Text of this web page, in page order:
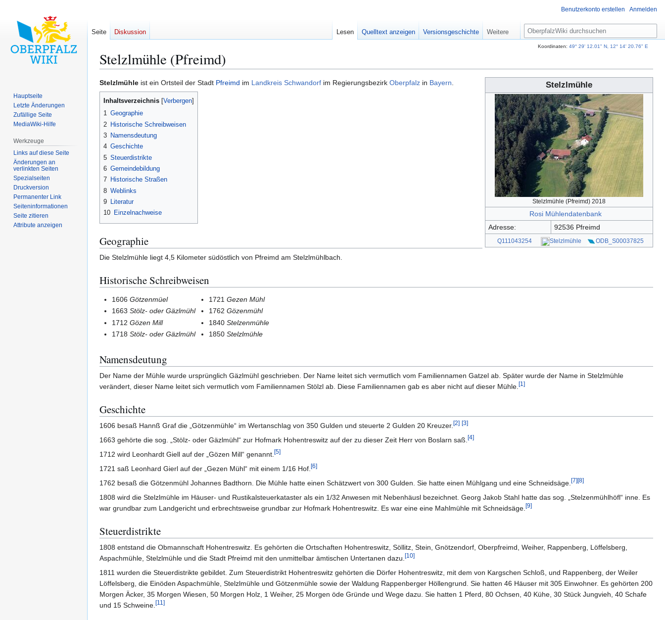
Stelzlmühle (Pfreimd)
Zur
Navigation
springen
Zur
Suche
springen
Koordinaten: 49° 29' 12.01" N, 12° 14' 20.76" E
Stelzlmühle
Stelzlmühle (Pfreimd) 2018
Rosi Mühlendatenbank
Adresse:
92536 Pfreimd
Q111043254 Stelzlmühle ODB_S00037825
Stelzlmühle ist ein Ortsteil der Stadt Pfreimd im Landkreis Schwandorf im Regierungsbezirk Oberpfalz in Bayern.
Inhaltsverzeichnis
1 Geographie
2 Historische Schreibweisen
3 Namensdeutung
4 Geschichte
5 Steuerdistrikte
6 Gemeindebildung
7 Historische Straßen
8 Weblinks
9 Literatur
10 Einzelnachweise
Geographie
Die Stelzlmühle liegt 4,5 Kilometer südöstlich von Pfreimd am Stelzlmühlbach.
Historische Schreibweisen
1606Götzenmüel
1663Stölz- oder Gäzlmühl
1712Gözen Mill
1718Stölz- oder Gäzlmühl
1721Gezen Mühl
1762Gözenmühl
1840Stelzenmühle
1850Stelzlmühle
Namensdeutung
Der Name der Mühle wurde ursprünglich Gäzlmühl geschrieben. Der Name leitet sich vermutlich vom Familiennamen Gatzel ab. Später wurde der Name in Stelzlmühle
verändert, dieser Name leitet sich vermutlich vom Familiennamen Stölzl ab. Diese Familiennamen gab es aber nicht auf dieser Mühle. [1 ]
Geschichte
1606 besaß Hannß Graf die „Götzenmühle“ im Wertanschlag von 350 Gulden und steuerte 2 Gulden 20 Kreuzer. [2] [3]
1663 gehörte die sog. „Stölz- oder Gäzlmühl“ zur Hofmark Hohentreswitz auf der zu dieser Zeit Herr von Boslarn saß. [4]
1712 wird Leonhardt Giell auf der „Gözen Mill“ genannt. [5]
1721 saß Leonhard Gierl auf der „Gezen Mühl“ mit einem 1/16 Hof. [6]
1762 besaß die Götzenmühl Johannes Badthorn. Die Mühle hatte einen Schätzwert von 300 Gulden. Sie hatte einen Mühlgang und eine Schneidsäge. [7][8]
1808 wird die Stelzlmühle im Häuser- und Rustikalsteuerkataster als ein 1/32 Anwesen mit Nebenhäusl bezeichnet. Georg Jakob Stahl hatte das sog. „Stelzenmühlhöfl“ inne. Es
war grundbar zum Landgericht und erbrechtsweise grundbar zur Hofmark Hohentreswitz. Es war eine eine Mahlmühle mit Schneidsäge. [9]
Steuerdistrikte
1808 entstand die Obmannschaft Hohentreswitz. Es gehörten die Ortschaften Hohentreswitz, Söllitz, Stein, Gnötzendorf, Oberpfreimd, Weiher, Rappenberg, Löffelsberg,
Aspachmühle, Stelzlmühle und die Stadt Pfreimd mit den unmittelbar ämtischen Untertanen dazu. [10]
1811 wurden die Steuerdistrikte gebildet. Zum Steuerdistrikt Hohentreswitz gehörten die Dörfer Hohentreswitz, mit dem von Kargschen Schloß, und Rappenberg, der Weiler
Löffelsberg, die Einöden Aspachmühle, Stelzlmühle und Götzenmühle sowie der Waldung Rappenberger Höllengrund. Sie hatten 46 Häuser mit 305 Einwohner. Es gehörten 200
Morgen Äcker, 35 Morgen Wiesen, 50 Morgen Holz, 1 Weiher, 25 Morgen öde Gründe und Wege dazu. Sie hatten 1 Pferd, 80 Ochsen, 40 Kühe, 30 Stück Jungvieh, 40 Schafe
und 15 Schweine. [11 ]
Benutzerkonto erstellen Anmelden
Seite Diskussion Lesen Quelltext anzeigen Versionsgeschichte Weitere
S
u
e
Hauptseite
Letzte Änderungen
Zufällige Seite
MediaWiki-Hilfe
Werkzeuge
Links auf diese Seite
Änderungen an
verlinkten Seiten
Spezialseiten
Druckversion
Permanenter Link
Seiten­­informationen
Seite zitieren
Attribute anzeigen